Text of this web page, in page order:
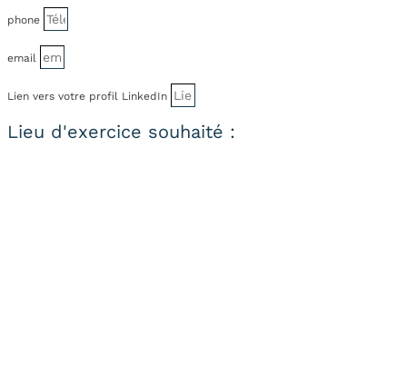
phone
email
Lien vers votre profil LinkedIn
Lieu d'exercice souhaité :